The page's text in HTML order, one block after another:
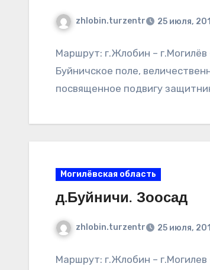
zhlobin.turzentr 25 июля,
Маршрут: г.Жлобин –
Буйничское поле,
посвященное подвигу
Могилёвская область
д.Буйничи. Зоосад
zhlobin.turzentr 25 июля,
Маршрут: г.Жлобин –